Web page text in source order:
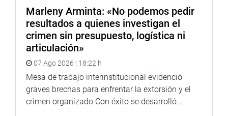
Marleny Arminta: «No podemos pedir
resultados a quienes investigan el
crimen sin presupuesto, logística ni
articulación»
07 Ago 2026 | 18:22 h
Mesa de trabajo interinstitucional evidenció
graves brechas para enfrentar la extorsión y el
crimen organizado Con éxito se desarrolló...